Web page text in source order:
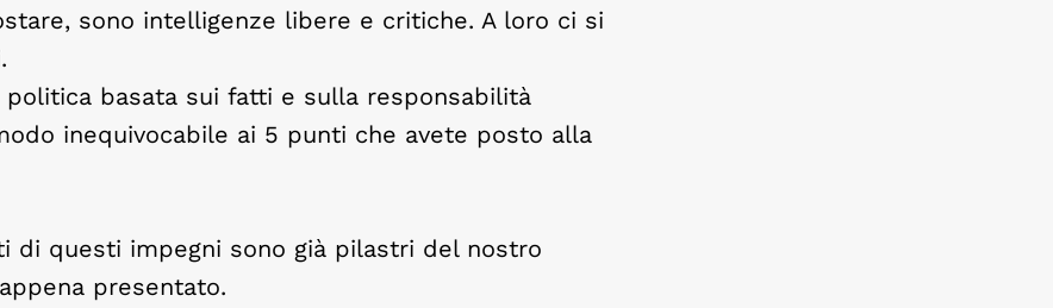
sono intelligenze libere e critiche. A loro ci si
basata sui fatti e sulla responsabilità
inequivocabile ai 5 punti che avete posto alla
di questi impegni sono già pilastri del nostro
presentato.